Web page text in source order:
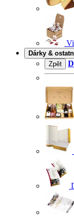
Dárky &
Zpět